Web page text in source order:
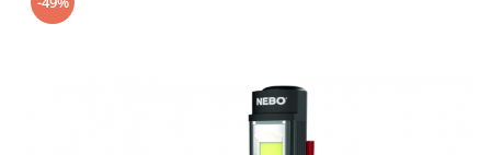
Intretinere & Cosmetica auto